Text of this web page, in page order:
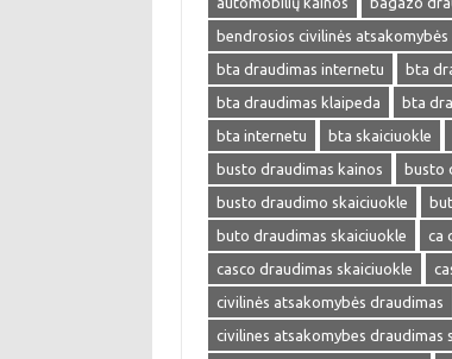
bendrosios civilinės
bta draudimas internetu
bta
bta draudimas klaipeda
bta
bta internetu
bta skaiciuokle
busto draudimas kainos
busto
busto draudimo skaiciuokle
buto draudimas skaiciuokle
ca
casco draudimas skaiciuokle
civilinės atsakomybės draudimas
civilines atsakomybes draudimas